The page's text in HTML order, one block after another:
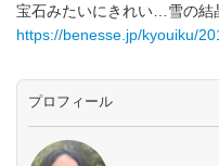
宝石みたいにきれい…雪の結
https://benesse.jp/kyouiku/
プロフィール